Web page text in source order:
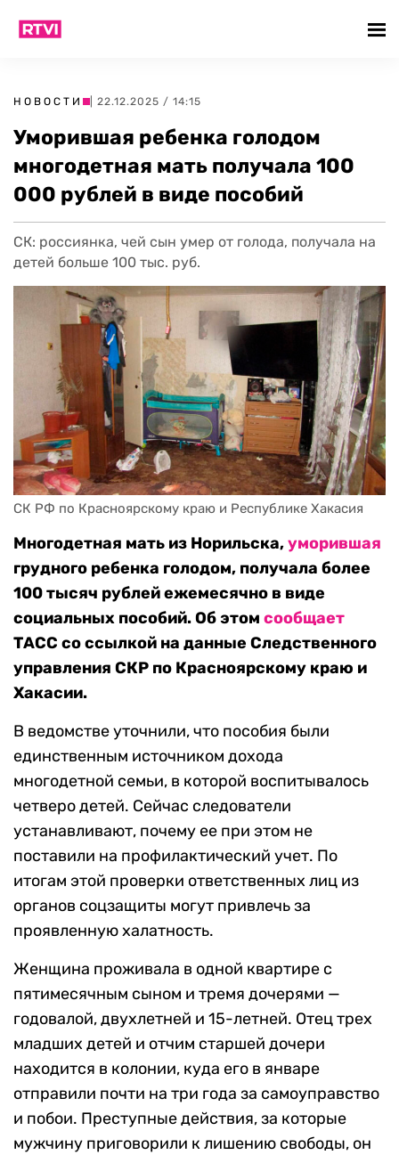
НОВОСТИ | 22.12.2025 / 14:15
Уморившая ребенка голодом
многодетная мать получала 100
000 рублей в виде пособий
СК: россиянка, чей сын умер от голода, получала на
детей больше 100 тыс. руб.
CК РФ по Красноярскому краю и Республике Хакасия
Многодетная мать из Норильска,уморившая
грудного ребенка голодом, получала более
100 тысяч рублей ежемесячно в виде
социальных пособий. Об этом сообщает
ТАСС со ссылкой на данные Следственного
управления СКР по Красноярскому краю и
Хакасии.
В ведомстве уточнили, что пособия были
единственным источником дохода
многодетной семьи, в которой воспитывалось
четверо детей. Сейчас следователи
устанавливают, почему ее при этом не
поставили на профилактический учет. По
итогам этой проверки ответственных лиц из
органов соцзащиты могут привлечь за
проявленную халатность.
Женщина проживала в одной квартире с
пятимесячным сыном и тремя дочерями —
годовалой, двухлетней и 15-летней. Отец трех
младших детей и отчим старшей дочери
находится в колонии, куда его в январе
отправили почти на три года за самоуправство
и побои. Преступные действия, за которые
мужчину приговорили к лишению свободы, он